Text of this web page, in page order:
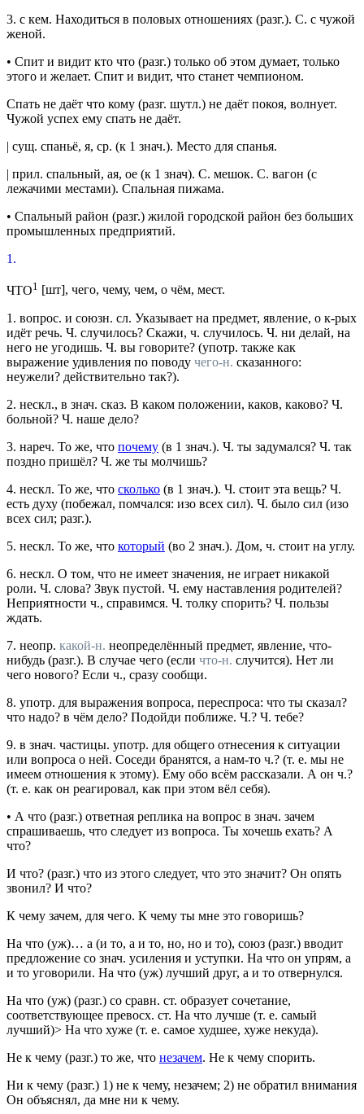
3. с кем. Находиться в половых отношениях (разг.). С. с чужой
женой.
• Спит и видит кто что (разг.) только об этом думает, только
этого и желает. Спит и видит, что станет чемпионом.
Спать не даёт что кому (разг. шутл.) не даёт покоя, волнует.
Чужой успех ему спать не даёт.
| сущ. спаньё, я, ср. (к 1 знач.). Место для спанья.
| прил. спальный, ая, ое (к 1 знач). С. мешок. С. вагон (с
лежачими местами). Спальная пижама.
• Спальный район (разг.) жилой городской район без больших
промышленных предприятий.
1.
ЧТО1 [шт], чего, чему, чем, о чём, мест.
1. вопрос. и союзн. сл. Указывает на предмет, явление, о к-рых
идёт речь. Ч. случилось? Скажи, ч. случилось. Ч. ни делай, на
него не угодишь. Ч. вы говорите? (употр. также как
выражение удивления по поводу чего-н. сказанного:
неужели? действительно так?).
2. нескл., в знач. сказ. В каком положении, каков, каково? Ч.
больной? Ч. наше дело?
3. нареч. То же, что почему (в 1 знач.). Ч. ты задумался? Ч. так
поздно пришёл? Ч. же ты молчишь?
4. нескл. То же, что сколько (в 1 знач.). Ч. стоит эта вещь? Ч.
есть духу (побежал, помчался: изо всех сил). Ч. было сил (изо
всех сил; разг.).
5. нескл. То же, что который (во 2 знач.). Дом, ч. стоит на углу.
6. нескл. О том, что не имеет значения, не играет никакой
роли. Ч. слова? Звук пустой. Ч. ему наставления родителей?
Неприятности ч., справимся. Ч. толку спорить? Ч. пользы
ждать.
7. неопр. какой-н. неопределённый предмет, явление, что-
нибудь (разг.). В случае чего (если что-н. случится). Нет ли
чего нового? Если ч., сразу сообщи.
8. употр. для выражения вопроса, переспроса: что ты сказал?
что надо? в чём дело? Подойди поближе. Ч.? Ч. тебе?
9. в знач. частицы. употр. для общего отнесения к ситуации
или вопроса о ней. Соседи бранятся, а нам-то ч.? (т. е. мы не
имеем отношения к этому). Ему обо всём рассказали. А он ч.?
(т. е. как он реагировал, как при этом вёл себя).
• А что (разг.) ответная реплика на вопрос в знач. зачем
спрашиваешь, что следует из вопроса. Ты хочешь ехать? А
что?
И что? (разг.) что из этого следует, что это значит? Он опять
звонил? И что?
К чему зачем, для чего. К чему ты мне это говоришь?
На что (уж)… а (и то, а и то, но, но и то), союз (разг.) вводит
предложение со знач. усиления и уступки. На что он упрям, а
и то уговорили. На что (уж) лучший друг, а и то отвернулся.
На что (уж) (разг.) со сравн. ст. образует сочетание,
соответствующее превосх. ст. На что лучше (т. е. самый
лучший)> На что хуже (т. е. самое худшее, хуже некуда).
Не к чему (разг.) то же, что незачем. Не к чему спорить.
Ни к чему (разг.) 1) не к чему, незачем; 2) не обратил внимания
Он объяснял, да мне ни к чему.